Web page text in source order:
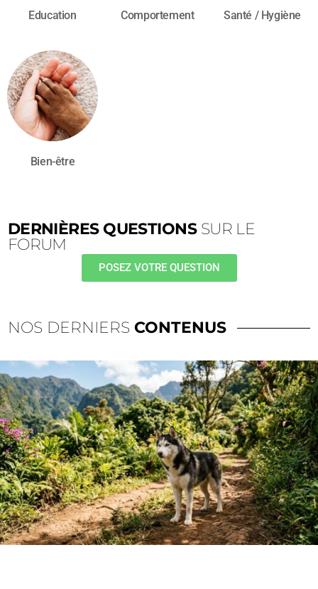
Education Comportement Santé / Hygiène
Bien-être
DERNIÈRES QUESTIONSSUR LE
FORUM
POSEZ VOTRE QUESTION
NOS DERNIERS CONTENUS